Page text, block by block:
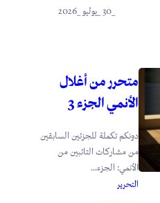
متحرر من أغلال
الأنمي الجزء 3
دونكم تكملة للجزئين السابقين
من مشاركات التائبين من
الأنمي: الجزء...
التحرير